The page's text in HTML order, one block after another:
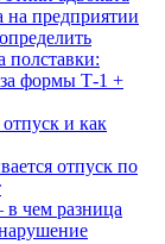
на предприятии
полставки:
формы Т-1 +
и как
отпуск по
чем разница